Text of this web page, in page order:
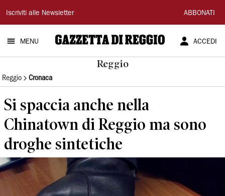
Gazzetta
di
Reggio
Iscriviti alle Newsletter ABBONATI
MENU ACCEDI
Reggio
Reggio Cronaca
Si spaccia anche nella
Chinatown di Reggio ma sono
droghe sintetiche